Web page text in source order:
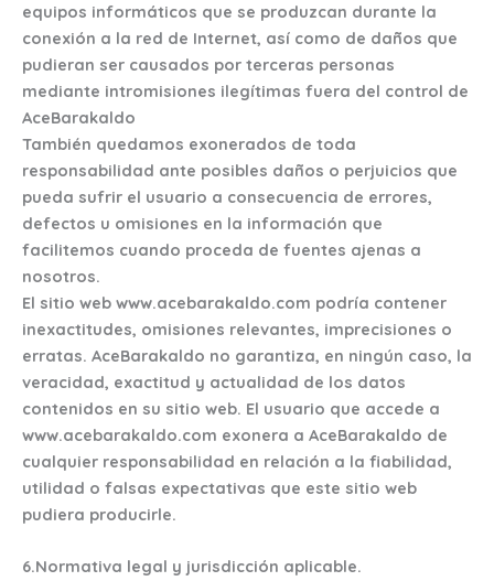
equipos informáticos que se produzcan durante la
conexión a la red de Internet, así como de daños que
pudieran ser causados por terceras personas
mediante intromisiones ilegítimas fuera del control de
AceBarakaldo
También quedamos exonerados de toda
responsabilidad ante posibles daños o perjuicios que
pueda sufrir el usuario a consecuencia de errores,
defectos u omisiones en la información que
facilitemos cuando proceda de fuentes ajenas a
nosotros.
El sitio web www.acebarakaldo.com podría contener
inexactitudes, omisiones relevantes, imprecisiones o
erratas. AceBarakaldo no garantiza, en ningún caso, la
veracidad, exactitud y actualidad de los datos
contenidos en su sitio web. El usuario que accede a
www.acebarakaldo.com exonera a AceBarakaldo de
cualquier responsabilidad en relación a la fiabilidad,
utilidad o falsas expectativas que este sitio web
pudiera producirle.
6.Normativa legal y jurisdicción aplicable.